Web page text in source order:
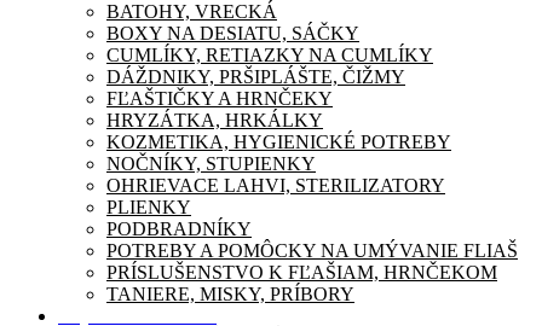
BATOHY, VRECKÁ
BOXY NA DESIATU, SÁČKY
CUMLÍKY, RETIAZKY NA CUMLÍKY
DÁŽDNIKY, PRŠIPLÁŠTE, ČIŽMY
FĽAŠTIČKY A HRNČEKY
HRYZÁTKA, HRKÁLKY
KOZMETIKA, HYGIENICKÉ POTREBY
NOČNÍKY, STUPIENKY
OHRIEVACE LAHVI, STERILIZATORY
PLIENKY
PODBRADNÍKY
POTREBY A POMÔCKY NA UMÝVANIE FLIAŠ
PRÍSLUŠENSTVO K FĽAŠIAM, HRNČEKOM
TANIERE, MISKY, PRÍBORY